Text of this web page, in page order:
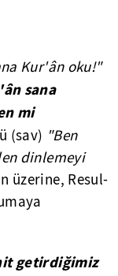
Kur'ân oku!"
sana
mi
(sav) "Ben
dinlemeyi
üzerine, Resul-
getirdiğimiz